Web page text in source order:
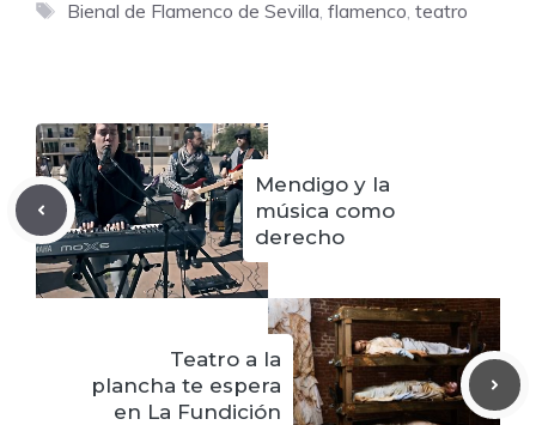
Etiquetas
Bienal de Flamenco de Sevilla flamenco teatro
Mendigo y la
música como
derecho
Teatro a la
plancha te espera
en La Fundición